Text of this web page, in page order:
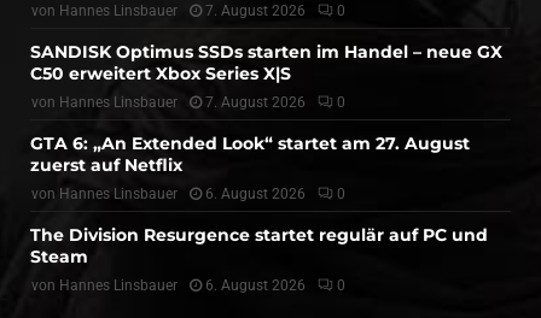
von Hannes Linsbauer 7. August 2026 0
SANDISK Optimus SSDs starten im Handel – neue GX
C50 erweitert Xbox Series X|S
von Hannes Linsbauer 7. August 2026 0
GTA 6: „An Extended Look“ startet am 27. August
zuerst auf Netflix
von Hannes Linsbauer 6. August 2026 0
The Division Resurgence startet regulär auf PC und
Steam
von Hannes Linsbauer 6. August 2026 0